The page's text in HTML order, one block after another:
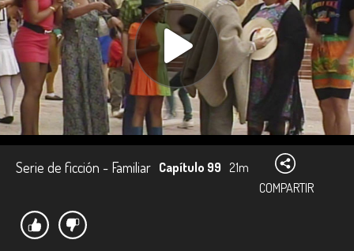
Serie de ficción - Familiar Capítulo 99 21m
COMPARTIR